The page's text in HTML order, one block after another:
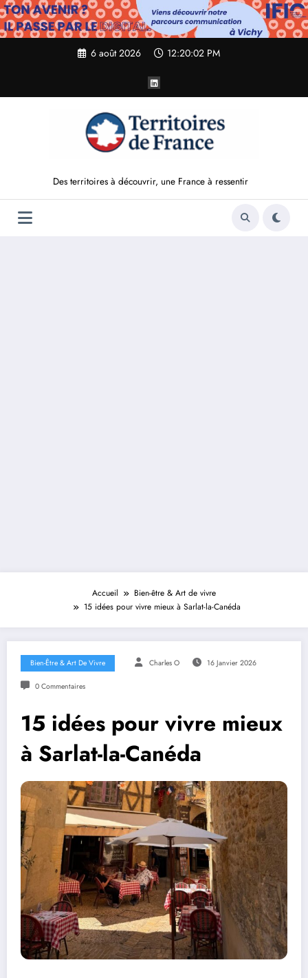
Aller
au
contenu
6 août 2026 12:20:03 PM
Des territoires à découvrir, une France à ressentir
Accueil
Bien-être & Art de vivre
15 idées pour vivre mieux à Sarlat-la-Canéda
Bien-Être & Art De Vivre Charles O 16 Janvier 2026
0 Commentaires
15 idées pour vivre mieux
à Sarlat-la-Canéda